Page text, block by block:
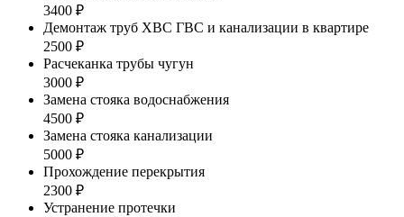
3400 ₽
Демонтаж труб ХВС ГВС и канализации в квартире
2500 ₽
Расчеканка трубы чугун
3000 ₽
Замена стояка водоснабжения
4500 ₽
Замена стояка канализации
5000 ₽
Прохождение перекрытия
2300 ₽
Устранение протечки